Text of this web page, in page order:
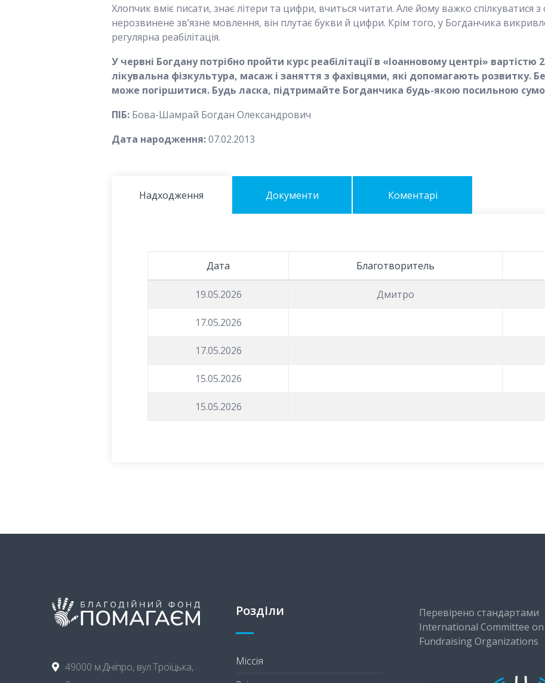
Хлопчик вміє писати, знає літери та цифри, вчиться читати. Але йому важко спілкуватися
нерозвинене зв’язне мовлення, він плутає букви й цифри. Крім того, у Богданчика
регулярна реабілітація.
У червні Богдану потрібно пройти курс реабілітації в «Іоанновому центрі» вартістю
лікувальна фізкультура, масаж і заняття з фахівцями, які допомагають розвитку.
може погіршитися. Будь ласка, підтримайте Богданчика будь-якою посильною
ПІБ: Бова-Шамрай Богдан Олександрович
Дата народження:07.02.2013
Надходження Документи Коментарі
Дата Благотворитель
19.05.2026 Дмитро
17.05.2026
17.05.2026
15.05.2026
15.05.2026
49000 м.Дніпро, вул.Троїцька,
Розділи
Міссія
Перевірено стандартами
International Committee on
Fundraising Organizations